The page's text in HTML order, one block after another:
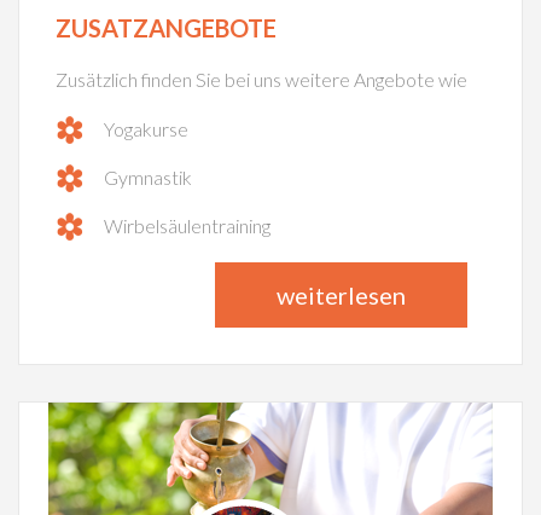
ZUSATZANGEBOTE
Zusätzlich finden Sie bei uns weitere Angebote wie
Yogakurse
Gymnastik
Wirbelsäulentraining
weiterlesen